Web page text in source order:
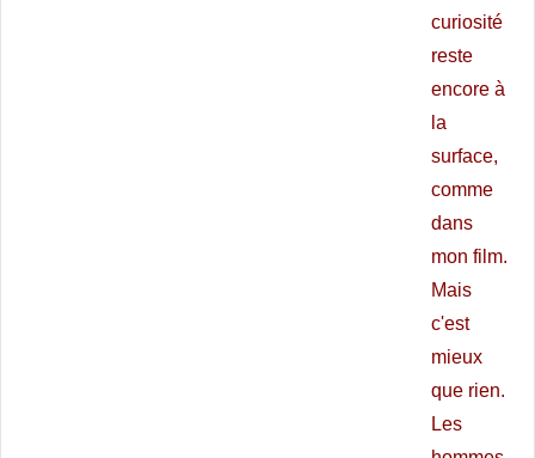
curiosité
reste
encore à
la
surface,
comme
dans
mon film.
Mais
c'est
mieux
que rien.
Les